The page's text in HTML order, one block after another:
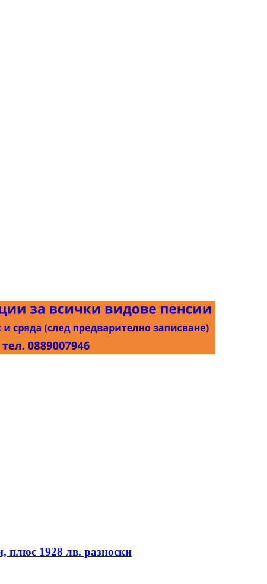
плюс 1928 лв. разноски